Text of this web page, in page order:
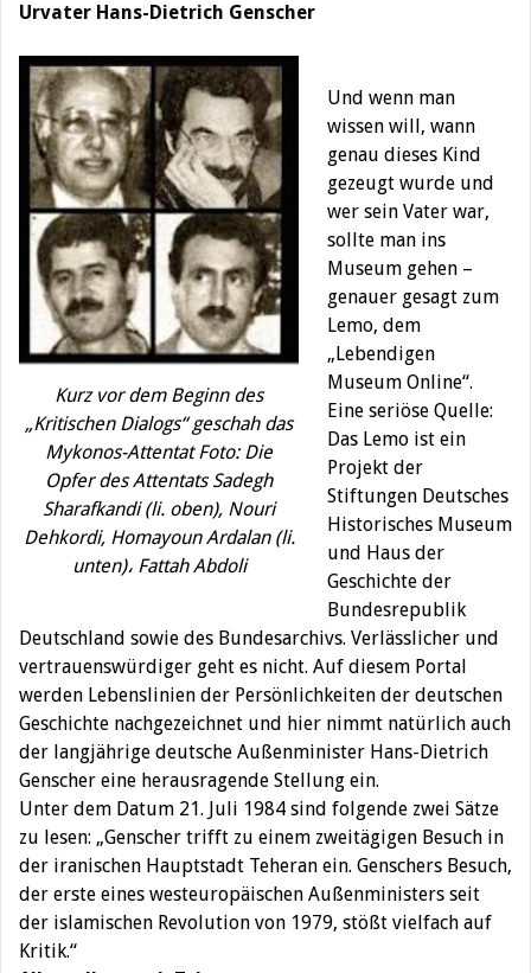
Urvater Hans-Dietrich Genscher
Kurz vor dem Beginn des
„Kritischen Dialogs“ geschah das
Mykonos-Attentat Foto: Die
Opfer des Attentats Sadegh
Sharafkandi (li. oben), Nouri
Dehkordi, Homayoun Ardalan (li.
unten)، Fattah Abdoli
Und wenn man
wissen will, wann
genau dieses Kind
gezeugt wurde und
wer sein Vater war,
sollte man ins
Museum gehen –
genauer gesagt zum
Lemo, dem
„Lebendigen
Museum Online“.
Eine seriöse Quelle:
Das Lemo ist ein
Projekt der
Stiftungen Deutsches
Historisches Museum
und Haus der
Geschichte der
Bundesrepublik
Deutschland sowie des Bundesarchivs. Verlässlicher und
vertrauenswürdiger geht es nicht. Auf diesem Portal
werden Lebenslinien der Persönlichkeiten der deutschen
Geschichte nachgezeichnet und hier nimmt natürlich auch
der langjährige deutsche Außenminister Hans-Dietrich
Genscher eine herausragende Stellung ein.
Unter dem Datum 21. Juli 1984 sind folgende zwei Sätze
zu lesen: „Genscher trifft zu einem zweitägigen Besuch in
der iranischen Hauptstadt Teheran ein. Genschers Besuch,
der erste eines westeuropäischen Außenministers seit
der islamischen Revolution von 1979, stößt vielfach auf
Kritik.“